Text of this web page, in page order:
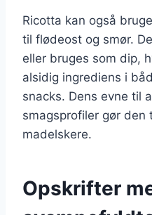
Ricotta kan også
til flødeost og smør.
eller bruges som dip,
alsidig ingrediens i
snacks. Dens evne til
smagsprofiler gør
madelskere.
Opskrifter